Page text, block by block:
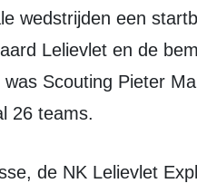
wedstrijden een
Lelievlet en de
Scouting Pieter
26 teams.